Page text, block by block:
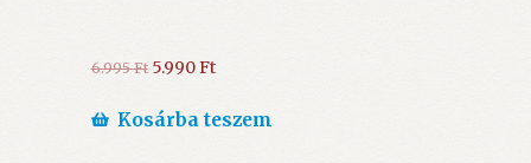
6.995Ft Original
was:
5.990FtCurrent
is:
Kosárba teszem